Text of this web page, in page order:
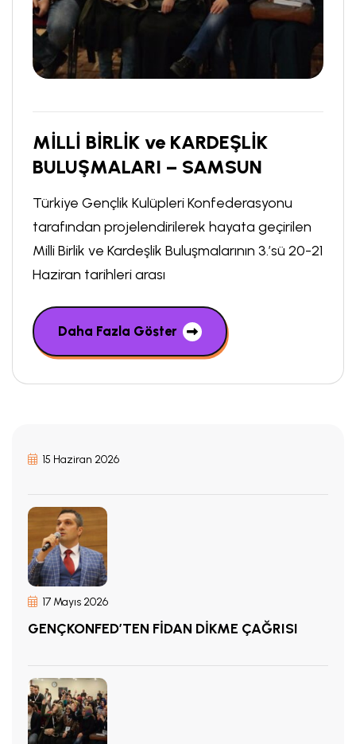
MİLLİ BİRLİK ve KARDEŞLİK
BULUŞMALARI – SAMSUN
Türkiye Gençlik Kulüpleri Konfederasyonu
tarafından projelendirilerek hayata geçirilen
Milli Birlik ve Kardeşlik Buluşmalarının 3.’sü 20-21
Haziran tarihleri arası
Daha Fazla Göster
15 Haziran 2026
17 Mayıs 2026
GENÇKONFED’TEN FİDAN DİKME ÇAĞRISI